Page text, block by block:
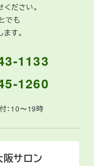
ださい。
でも
す。
1133
1260
：10〜19時
阪サロン